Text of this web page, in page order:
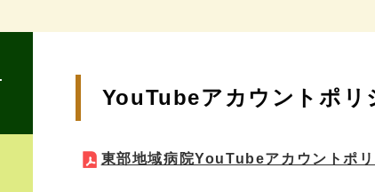
YouTubeアカウントポリ
東部地域病院YouTubeアカウントポ